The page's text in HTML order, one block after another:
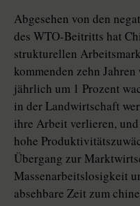
Abgesehen von den
des WTO-Beitritts hat
strukturellen
kommenden zehn
jährlich um 1 Prozent
in der Landwirtschaft
ihre Arbeit verlieren,
hohe
Übergang zur
Massenarbeitslosigkeit
absehbare Zeit zum